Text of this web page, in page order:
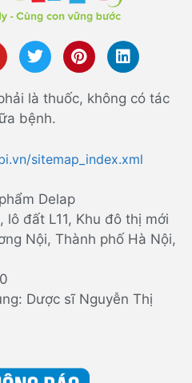
là thuốc, không có tác
bệnh.
sitemap_index.xml
Delap
đất L11, Khu đô thị mới
Nội, Thành phố Hà Nội,
Dược sĩ Nguyễn Thị